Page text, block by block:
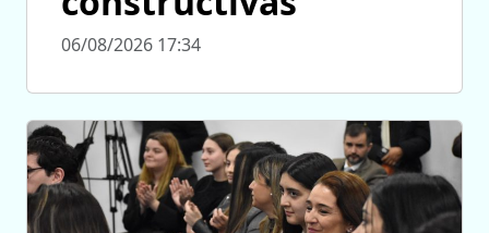
06/08/2026 17:34